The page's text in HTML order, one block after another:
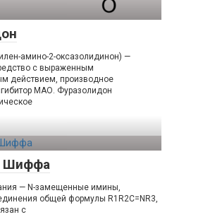
амино-2-оксазолидинон) —
с выраженным
действием, производное
МАО. Фуразолидон
Шиффа
— N-замещенные имины,
общей формулы R1R2C=NR3,
с